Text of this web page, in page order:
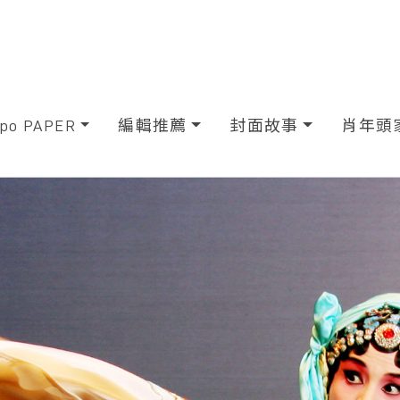
PAPER 編輯推薦 封面故事 肖年頭